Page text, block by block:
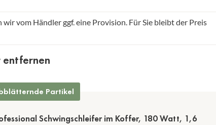
vom Händler ggf. eine Provision. Für Sie bleibt der Preis
entfernen
Partikel
Schwingschleifer im Koffer, 180 Watt, 1,6